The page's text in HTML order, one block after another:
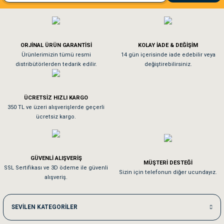
Gönder
El**** Ek******
Köpeğim bayıldı hediyeler için teşekkürler
As**** Tu******
Tavşanım kafesinin kalitesine ve paketlemesine bayıldım
Sa**** On******
Kedilerim beğeniyorlar. Memnunuz. Uygun fiyatta olması iyi.
Me***** Ya******
Akşam verdiğim sipariş bir sonraki gün elime ulaştı. Jack russell köpeğim
ORJİNAL ÜRÜN GARANTİSİ
Ürünlerimizin tümü resmi
distribütörlerden tedarik edilir.
KOLAY İADE & DEĞİŞİM
14 gün içerisinde iade edebilir veya
değiştirebilirsiniz.
ÜCRETSİZ HIZLI KARGO
350 TL ve üzeri alışverişlerde geçerli
ücretsiz kargo.
GÜVENLİ ALIŞVERİŞ
SSL Sertifikası ve 3D ödeme ile güvenli
alışveriş.
MÜŞTERİ DESTEĞİ
Sizin için telefonun diğer ucundayız.
SEVİLEN KATEGORİLER